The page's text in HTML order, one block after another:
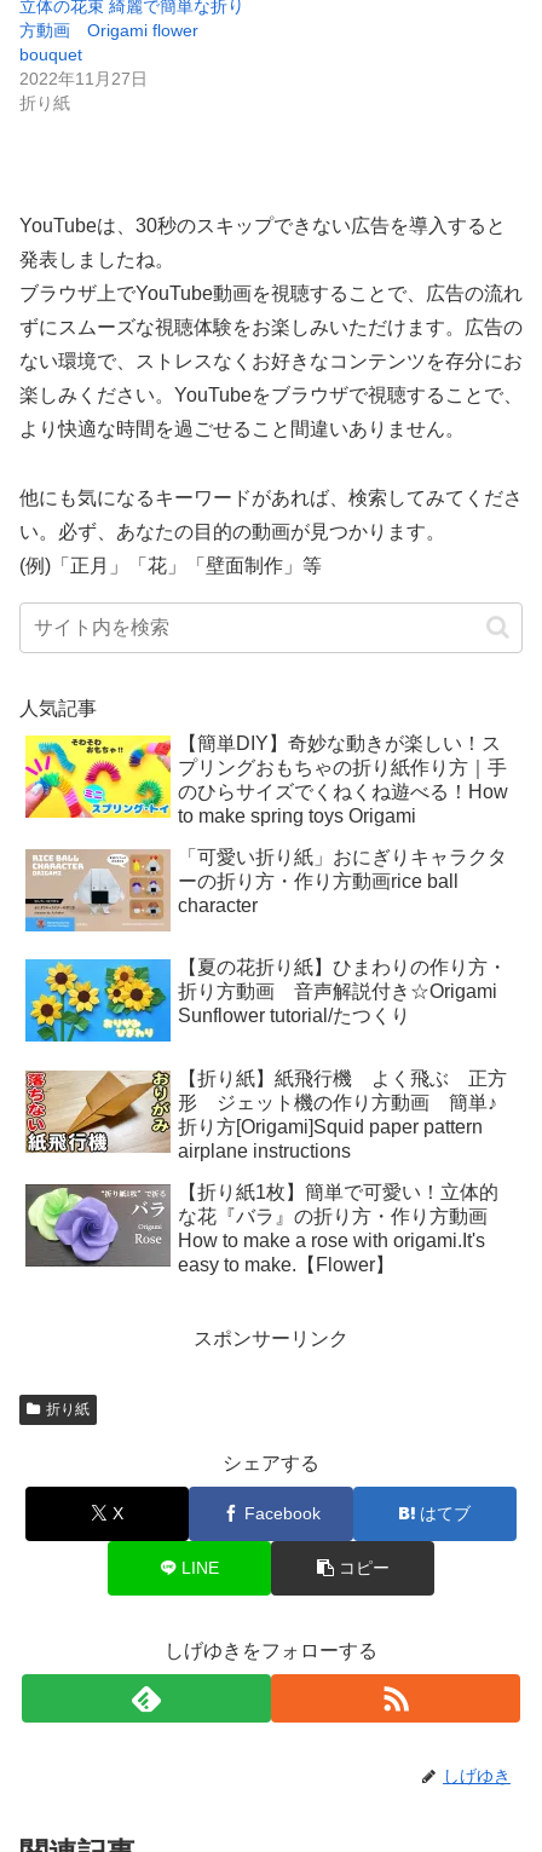
立体の花束 綺麗で簡単な折り
方動画 Origami flower
bouquet
2022年11月27日
折り紙
YouTubeは、30秒のスキップできない広告を導入すると
発表しましたね。
ブラウザ上でYouTube動画を視聴することで、広告の流れ
ずにスムーズな視聴体験をお楽しみいただけます。広告の
ない環境で、ストレスなくお好きなコンテンツを存分にお
楽しみください。YouTubeをブラウザで視聴することで、
より快適な時間を過ごせること間違いありません。
他にも気になるキーワードがあれば、検索してみてくださ
い。必ず、あなたの目的の動画が見つかります。
(例)「正月」「花」「壁面制作」等
人気記事
【簡単DIY】奇妙な動きが楽しい！ス
プリングおもちゃの折り紙作り方｜手
のひらサイズでくねくね遊べる！How
to make spring toys Origami
「可愛い折り紙」おにぎりキャラクタ
ーの折り方・作り方動画rice ball
character
【夏の花折り紙】ひまわりの作り方・
折り方動画 音声解説付き☆Origami
Sunflower tutorial/たつくり
【折り紙】紙飛行機 よく飛ぶ 正方
形 ジェット機の作り方動画 簡単♪
折り方[Origami]Squid paper pattern
airplane instructions
【折り紙1枚】簡単で可愛い！立体的
な花『バラ』の折り方・作り方動画
How to make a rose with origami.It's
easy to make.【Flower】
スポンサーリンク
折り紙
シェアする
X Facebook はてブ
LINE コピー
しげゆきをフォローする
しげゆき